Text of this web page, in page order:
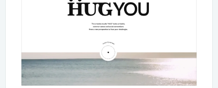
す。私たちは次のフェーズに向け、会社と個人の成長を共に感
じ、刺激しあえる人材を募集しています。